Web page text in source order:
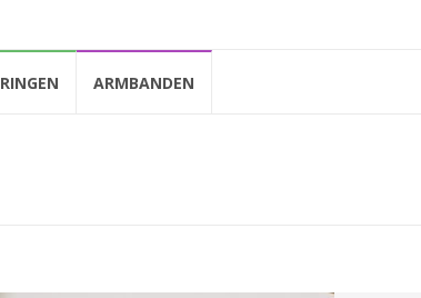
RINGEN ARMBANDEN